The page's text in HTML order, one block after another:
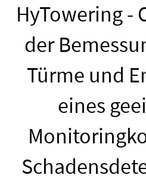
HyTowering -
der
Türme und
eines